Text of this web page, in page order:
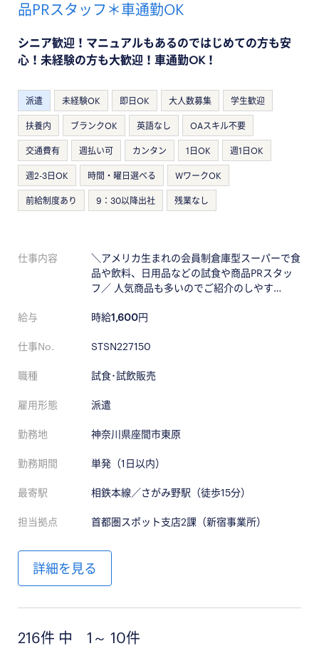
品PRスタッフ＊車通勤OK
シニア歓迎！マニュアルもあるのではじめての方も安
心！未経験の方も大歓迎！車通勤OK！
派遣 未経験OK 即日OK 大人数募集 学生歓迎
扶養内 ブランクOK 英語なし OAスキル不要
交通費有 週払い可 カンタン 1日OK 週1日OK
週2-3日OK 時間・曜日選べる WワークOK
前給制度あり 9：30以降出社 残業なし
仕事内容
＼アメリカ生まれの会員制倉庫型スーパーで食
品や飲料、日用品などの試食や商品PRスタッ
フ／ 人気商品も多いのでご紹介のしやす…
給与 時給1,600円
仕事No. STSN227150
職種 試食･試飲販売
雇用形態 派遣
勤務地 神奈川県座間市東原
勤務期間 単発（1日以内）
最寄駅 相鉄本線／さがみ野駅（徒歩15分）
担当拠点 首都圏スポット支店2課（新宿事業所）
詳細を見る
216件 中 1～ 10件